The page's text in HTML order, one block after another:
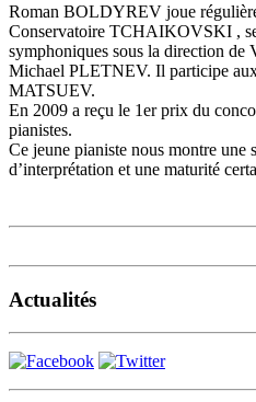
Roman BOLDYREV joue
Conservatoire TCHAIKOVSKI ,
symphoniques sous la direction
Michael PLETNEV. Il participe
MATSUEV.
En 2009 a reçu le 1er prix du
pianistes.
Ce jeune pianiste nous montre une
d’interprétation et une maturité
Actualités